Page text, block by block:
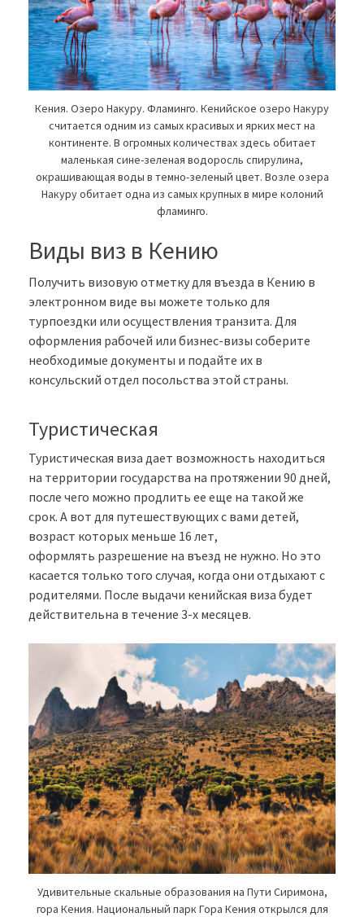
Кения. Озеро Накуру. Фламинго. Кенийское озеро Накуру
считается одним из самых красивых и ярких мест на
континенте. В огромных количествах здесь обитает
маленькая сине-зеленая водоросль спирулина,
окрашивающая воды в темно-зеленый цвет. Возле озера
Накуру обитает одна из самых крупных в мире колоний
фламинго.
Виды виз в Кению
Получить визовую отметку для въезда в Кению в
электронном виде вы можете только для
турпоездки или осуществления транзита. Для
оформления рабочей или бизнес-визы соберите
необходимые документы и подайте их в
консульский отдел посольства этой страны.
Туристическая
Туристическая виза дает возможность находиться
на территории государства на протяжении 90 дней,
после чего можно продлить ее еще на такой же
срок. А вот для путешествующих с вами детей,
возраст которых меньше 16 лет,
оформлять разрешение на въезд не нужно. Но это
касается только того случая, когда они отдыхают с
родителями. После выдачи кенийская виза будет
действительна в течение 3-х месяцев.
Удивительные скальные образования на Пути Сиримона,
гора Кения. Национальный парк Гора Кения открылся для